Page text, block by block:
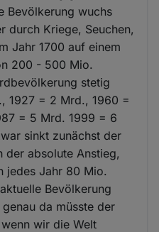
Bevölkerung wuchs
durch Kriege, Seuchen,
Jahr 1700 auf einem
200 - 500 Mio.
stetig
1927 = 2 Mrd., 1960 =
= 5 Mrd. 1999 = 6
sinkt zunächst der
der absolute Anstieg,
jedes Jahr 80 Mio.
Bevölkerung
da müsste der
wir die Welt